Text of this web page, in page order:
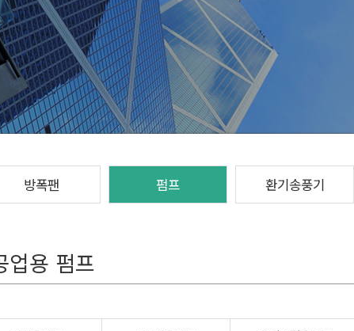
방폭팬 펌프 환기송풍기
업용 펌프